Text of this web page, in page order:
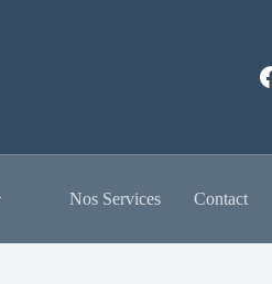
Nos Services Contact